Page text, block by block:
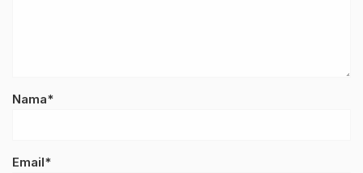
Nama*
Email*